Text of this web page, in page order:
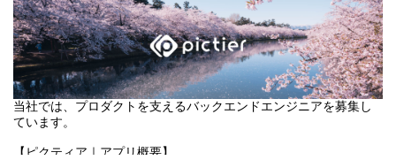
当社では、プロダクトを支えるバックエンドエンジニアを募集し
ています。
【ピクティア｜アプリ概要】